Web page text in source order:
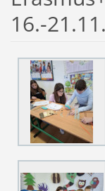
16.-